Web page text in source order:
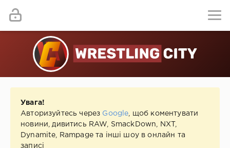
Увага!
Авторизуйтесь через Google , щоб коментувати
новини, дивитись RAW, SmackDown, NXT,
Dynamite, Rampage та інші шоу в онлайн та
записі